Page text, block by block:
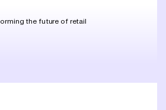
the future of retail